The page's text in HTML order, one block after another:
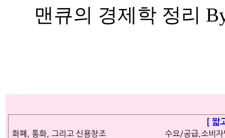
CULTURE
맨큐의 경제학 정리
[ 짧
화폐, 통화, 그리고 신용창조
수요/공급,소비